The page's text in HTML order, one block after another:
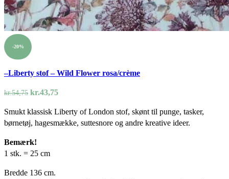
-20%
–Liberty stof – Wild Flower rosa/crème
kr.54,75 Den
pris
var:
kr.43,75Den
pris
er:
Smukt klassisk Liberty of London stof, skønt til punge, tasker,
børnetøj, hagesmække, suttesnore og andre kreative ideer.
Bemærk!
1 stk. = 25 cm
Bredde 136 cm.